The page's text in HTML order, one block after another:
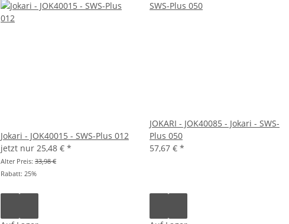
Jokari - JOK40015 - SWS-Plus 012
jetzt nur 25,48 € *
Alter Preis: 33,98 €
Rabatt: 25%
JOKARI - JOK40085 - Jokari - SWS-
Plus 050
57,67 € *